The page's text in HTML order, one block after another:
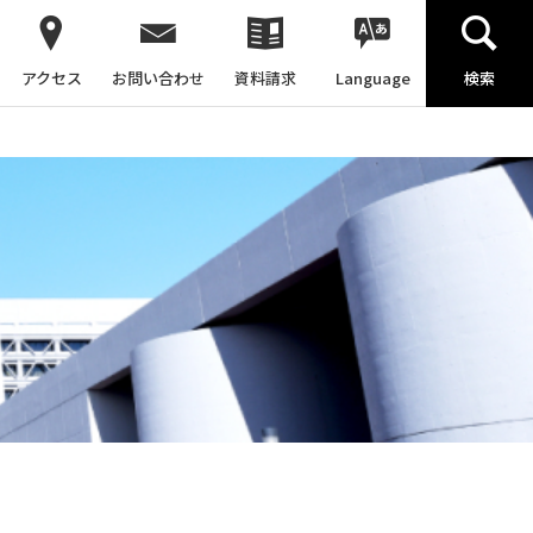
アクセス お問い合わせ 資料請求 Language 検索